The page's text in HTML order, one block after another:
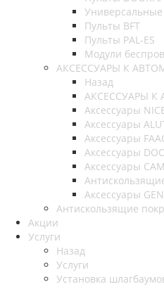
Пульты BFT
Пульты PAL-ES
Модули
АКСЕССУАРЫ К
Назад
АКСЕССУАРЫ К
Аксессуары
Аксессуары
Аксессуары
Аксессуары
Аксессуары
Аксессуары
Антискользящие
Акции
Услуги
Назад
Услуги
Установка